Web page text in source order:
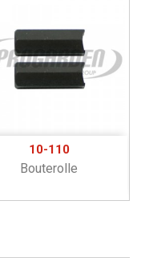
10-110
Bouterolle